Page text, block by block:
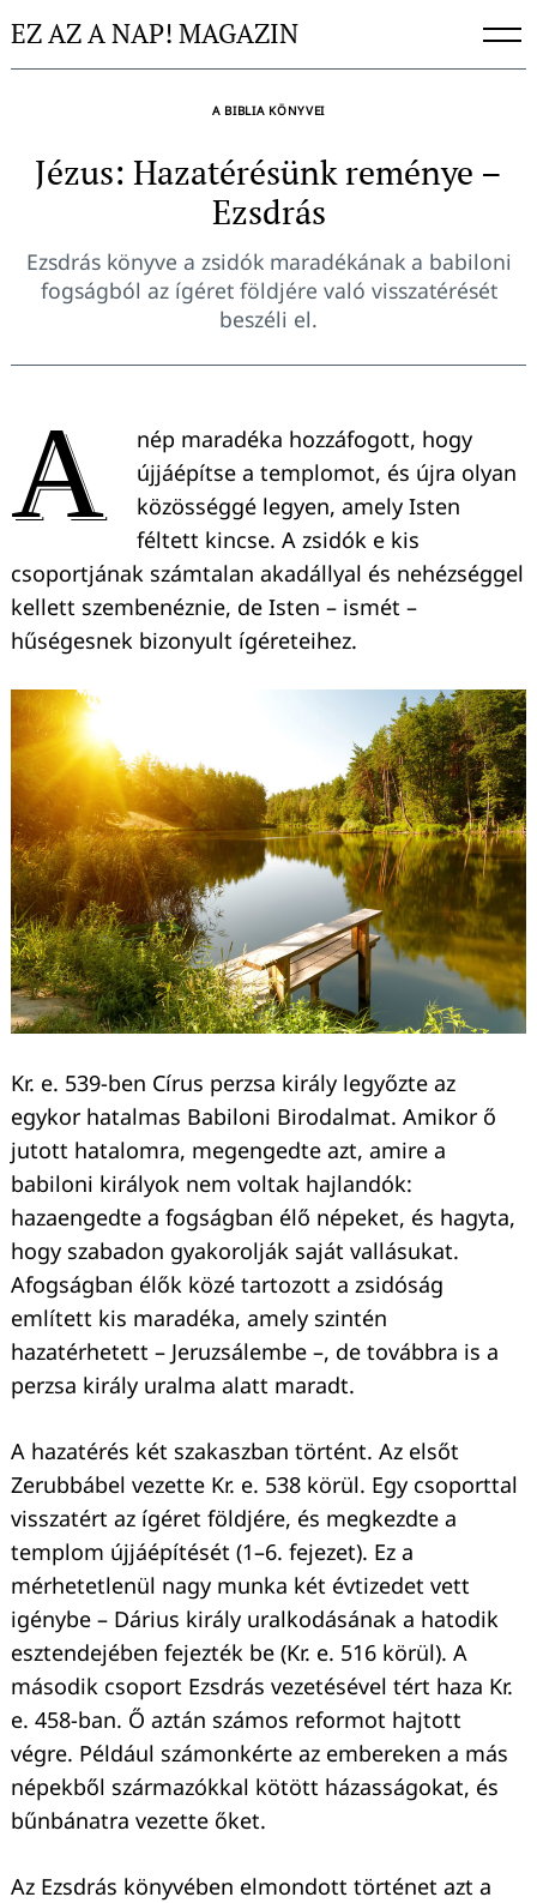
toEZ AZ A NAP! MAGAZIN
A BIBLIA KÖNYVEI
Jézus: Hazatérésünk reménye –
Ezsdrás
Ezsdrás könyve a zsidók maradékának a babiloni
fogságból az ígéret földjére való visszatérését
beszéli el.
A
nép maradéka hozzáfogott, hogy
újjáépítse a templomot, és újra olyan
közösséggé legyen, amely Isten
féltett kincse. A zsidók e kis
csoportjának számtalan akadállyal és nehézséggel
kellett szembenéznie, de Isten – ismét –
hűségesnek bizonyult ígéreteihez.
Kr. e. 539-ben Círus perzsa király legyőzte az
egykor hatalmas Babiloni Birodalmat. Amikor ő
jutott hatalomra, megengedte azt, amire a
babiloni királyok nem voltak hajlandók:
hazaengedte a fogságban élő népeket, és hagyta,
hogy szabadon gyakorolják saját vallásukat.
Afogságban élők közé tartozott a zsidóság
említett kis maradéka, amely szintén
hazatérhetett – Jeruzsálembe –, de továbbra is a
perzsa király uralma alatt maradt.
A hazatérés két szakaszban történt. Az elsőt
Zerubbábel vezette Kr. e. 538 körül. Egy csoporttal
visszatért az ígéret földjére, és megkezdte a
templom újjáépítését (1–6. fejezet). Ez a
mérhetetlenül nagy munka két évtizedet vett
igénybe – Dárius király uralkodásának a hatodik
esztendejében fejezték be (Kr. e. 516 körül). A
második csoport Ezsdrás vezetésével tért haza Kr.
e. 458-ban. Ő aztán számos reformot hajtott
végre. Például számonkérte az embereken a más
népekből származókkal kötött házasságokat, és
bűnbánatra vezette őket.
Az Ezsdrás könyvében elmondott történet azt a